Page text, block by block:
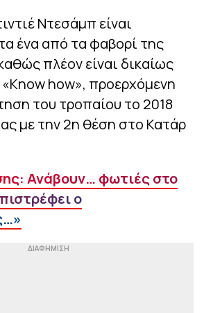
Ντεσάμπ είναι
ένα από τα φαβορί της
πλέον είναι δικαίως
how», προερχόμενη
του τροπαίου το 2018
με την 2η θέση στο Κατάρ
Ανάβουν… φωτιές στο
ο